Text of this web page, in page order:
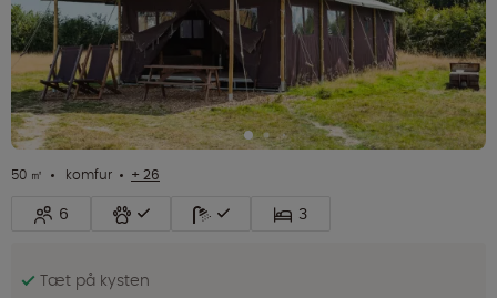
50 ㎡ komfur + 26
6 3
Tæt på kysten